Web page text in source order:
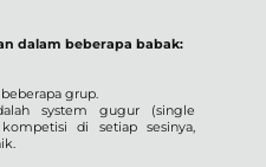
dalam beberapa babak:
grup.
system gugur (single
di setiap sesinya,